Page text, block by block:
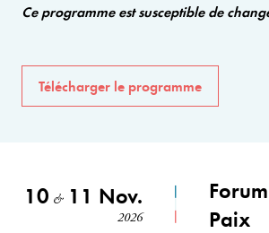
Ce programme est susceptible de
Télécharger le programme
10 &11 Nov.
2026
Forum
Paix